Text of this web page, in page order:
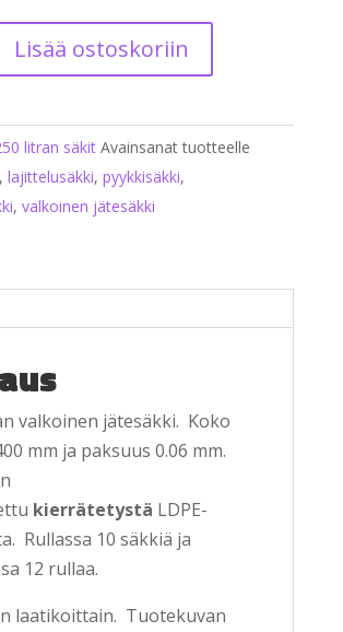
Lisää ostoskoriin
litran säkit Avainsanat tuotteelle
, lajittelusäkki, pyykkisäkki,
, valkoinen jätesäkki
valkoinen jätesäkki. Koko
mm ja paksuus 0.06 mm.
kierrätetystä LDPE-
Rullassa 10 säkkiä ja
12 rullaa.
laatikoittain. Tuotekuvan